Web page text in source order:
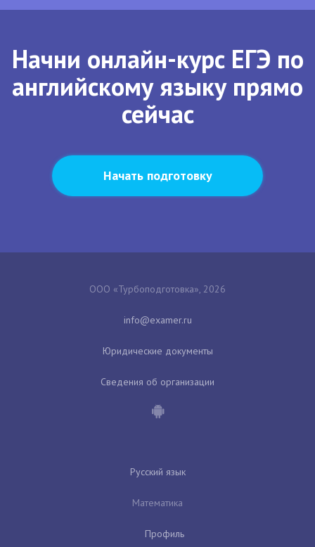
Начни онлайн-курс ЕГЭ по
английскому языку прямо
сейчас
Начать подготовку
ООО «Турбоподготовка», 2026
Юридические документы
Сведения об организации
Русский язык
Математика
Профиль